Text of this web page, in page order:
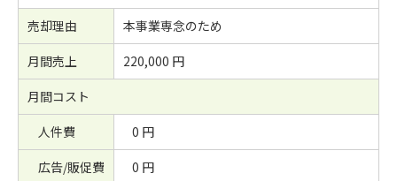
売却理由
本事業専念のため
月間売上
220,000 円
月間コスト
人件費
0 円
広告/販促費
0 円